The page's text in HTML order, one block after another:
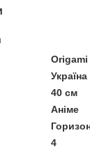
Origami
Україна
40 см
Аніме
4